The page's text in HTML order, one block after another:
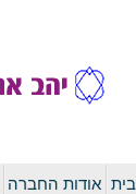
אודות החברה